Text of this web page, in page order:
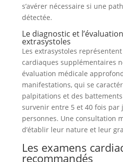
s’avérer nécessaire si une
détectée.
Le diagnostic et
extrasystoles
Les extrasystoles
cardiaques supplémentaires
évaluation médicale
manifestations, qui se
palpitations et des
survenir entre 5 et 40 fois par
personnes. Une consultation
d’établir leur nature et leur
Les examens
recommandés